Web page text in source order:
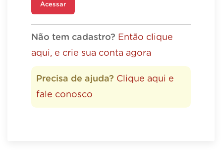
Acessar
Não tem cadastro? Então clique
aqui, e crie sua conta agora
Precisa de ajuda? Clique aqui e
fale conosco